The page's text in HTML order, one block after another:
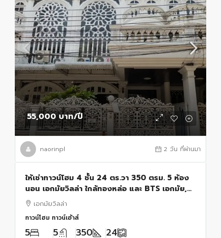
55,000 บาท/ปี
naorinpl 2 วัน ที่ผ่านมา
ให้เช่าทาวน์โฮม 4 ชั้น 24 ตร.วา 350 ตรม. 5 ห้อง
นอน เอกมัยวิลล่า ใกล้ทองหล่อ และ BTS เอกมัย,
โรงพยาบาล กรุงเทพ
เอกมัยวิลล่า
ทาวน์โฮม ทาวน์เฮ้าส์
5 5 350 24